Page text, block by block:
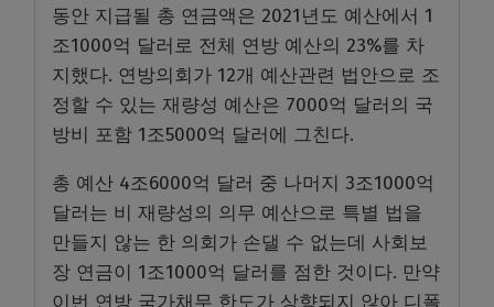
동안 지급될 총 연금액은 2021년도 예산에서 1
조1000억 달러로 전체 연방 예산의 23%를 차
지했다. 연방의회가 12개 예산관련 법안으로 조
정할 수 있는 재량성 예산은 7000억 달러의 국
방비 포함 1조5000억 달러에 그친다.
총 예산 4조6000억 달러 중 나머지 3조1000억
달러는 비 재량성의 의무 예산으로 특별 법을
만들지 않는 한 의회가 손댈 수 없는데 사회보
장 연금이 1조1000억 달러를 점한 것이다. 만약
이번 연방 국가채무 한도가 상향되지 않아 디폴